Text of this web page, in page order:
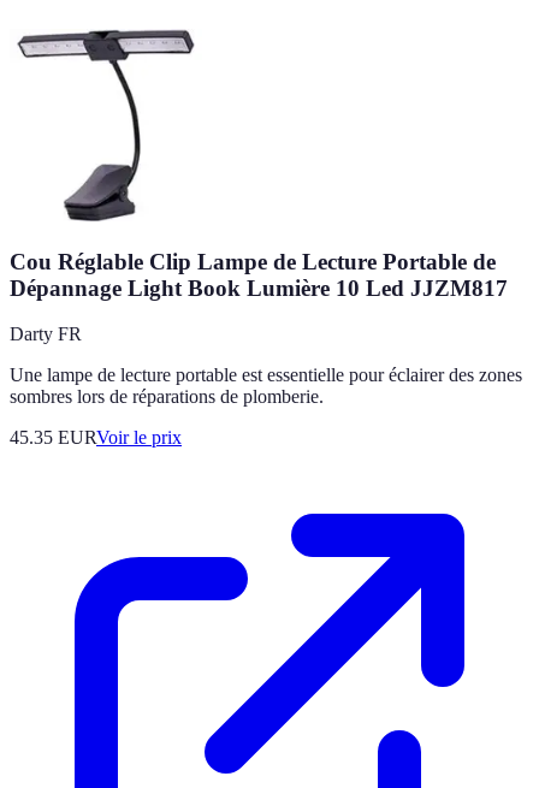
Cou Réglable Clip Lampe de Lecture Portable de
Dépannage Light Book Lumière 10 Led JJZM817
Darty FR
Une lampe de lecture portable est essentielle pour éclairer des zones
sombres lors de réparations de plomberie.
45.35 EURVoir le prix